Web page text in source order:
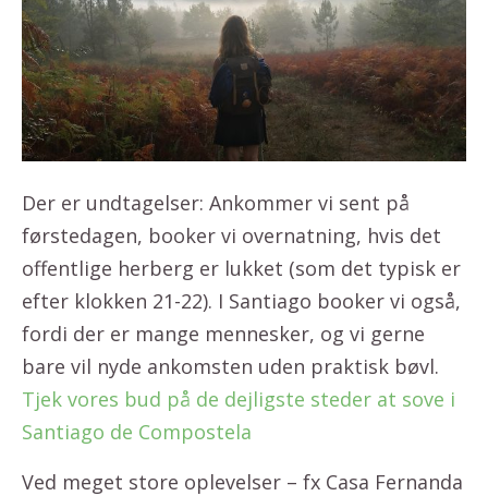
Der er undtagelser: Ankommer vi sent på
førstedagen, booker vi overnatning, hvis det
offentlige herberg er lukket (som det typisk er
efter klokken 21-22). I Santiago booker vi også,
fordi der er mange mennesker, og vi gerne
bare vil nyde ankomsten uden praktisk bøvl.
Tjek vores bud på de dejligste steder at sove i
Santiago de Compostela
Ved meget store oplevelser – fx Casa Fernanda